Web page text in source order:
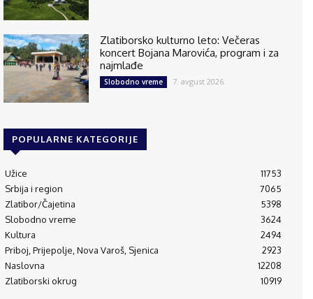
Zlatiborsko kulturno leto: Večeras
koncert Bojana Marovića, program i za
najmlađe
Slobodno vreme 7. avgust 2026.
POPULARNE KATEGORIJE
Užice
11753
Srbija i region
7065
Zlatibor/Čajetina
5398
Slobodno vreme
3624
Kultura
2494
Priboj, Prijepolje, Nova Varoš, Sjenica
2923
Naslovna
12208
Zlatiborski okrug
10919